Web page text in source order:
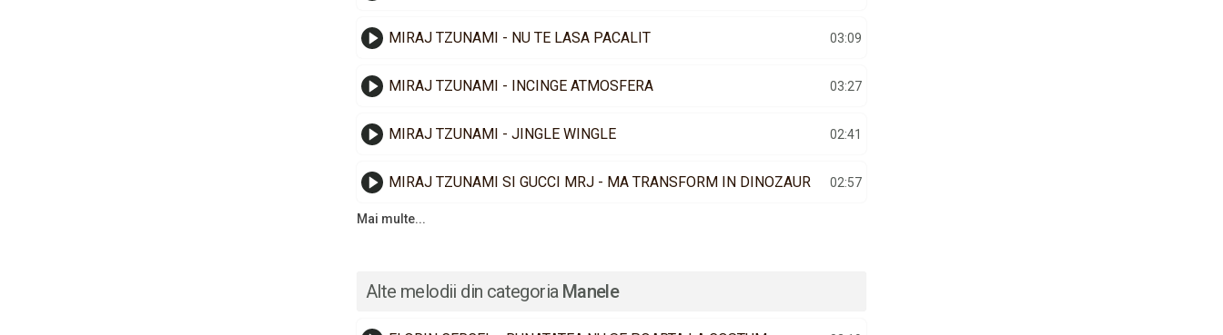
MIRAJ TZUNAMI - NU TE LASA PACALIT 03:09
MIRAJ TZUNAMI - INCINGE ATMOSFERA 03:27
MIRAJ TZUNAMI - JINGLE WINGLE 02:41
MIRAJ TZUNAMI SI GUCCI MRJ - MA TRANSFORM IN DINOZAUR 02:57
Mai multe...
Alte melodii din categoria Manele